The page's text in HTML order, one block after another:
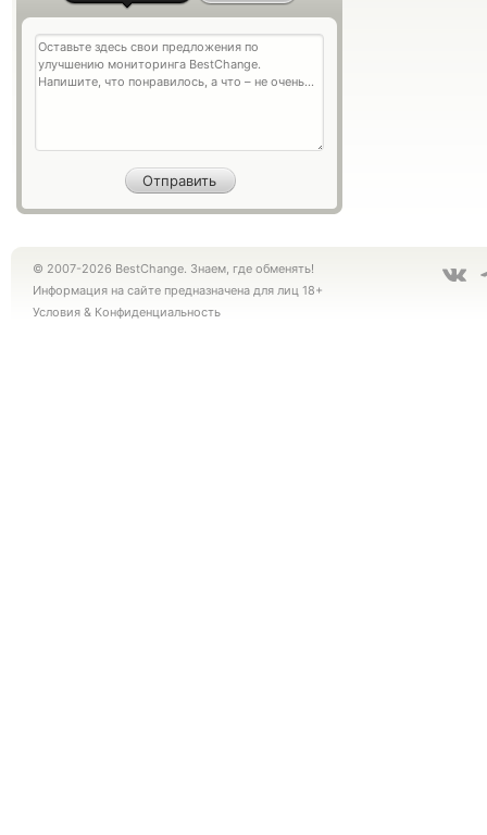
© 2007-2026 BestChange. Знаем, где обменять!
Информация на сайте предназначена для лиц 18+
Условия & Конфиденциальность